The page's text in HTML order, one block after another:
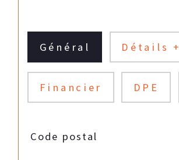
Général Détails +
Financier DPE
TRAD_SIROCCO_Caracteristique
Code postal